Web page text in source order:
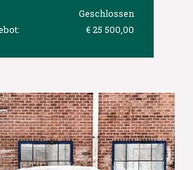
Geschlossen
€ 25 500,00